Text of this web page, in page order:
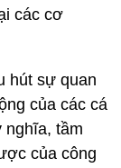
các cơ
hút sự quan
của các cá
nghĩa, tầm
của công